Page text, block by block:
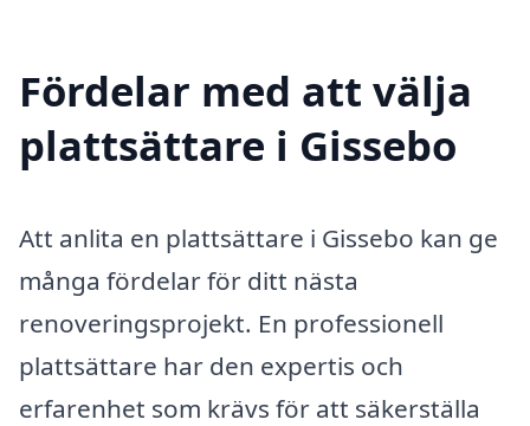
Fördelar med att välja
plattsättare i Gissebo
Att anlita en plattsättare i Gissebo kan ge
många fördelar för ditt nästa
renoveringsprojekt. En professionell
plattsättare har den expertis och
erfarenhet som krävs för att säkerställa